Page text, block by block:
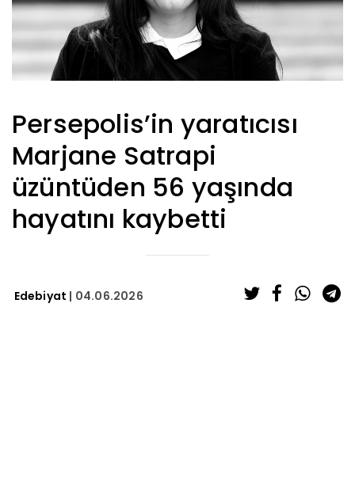
Persepolis’in yaratıcısı
Marjane Satrapi
üzüntüden 56 yaşında
hayatını kaybetti
Edebiyat | 04.06.2026